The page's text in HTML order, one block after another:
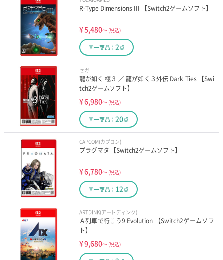
R-Type Dimensions III 【Switch2ゲームソフト】
¥5,480～ (税込)
同一商品： 2点
セガ
龍が如く 極３ ／ 龍が如く３外伝 Dark Ties 【Swi
tch2ゲームソフト】
¥6,980～ (税込)
同一商品： 20点
CAPCOM(カプコン)
プラグマタ 【Switch2ゲームソフト】
¥6,780～ (税込)
同一商品： 12点
ARTDINK(アートディンク)
Ａ列車で行こう9 Evolution 【Switch2ゲームソフ
ト】
¥9,680～ (税込)